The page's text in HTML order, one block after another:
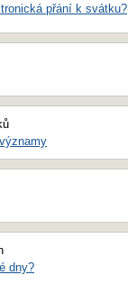
přání k svátku?
dny?